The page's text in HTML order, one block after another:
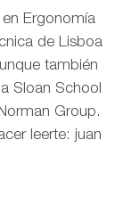
Ergonomía
de Lisboa
también
Sloan School
Group.
leerte: juan